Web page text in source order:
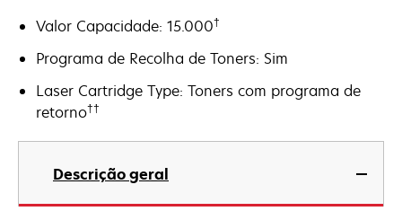
Valor Capacidade: 15.000†
Programa de Recolha de Toners: Sim
Laser Cartridge Type: Toners com programa de
retorno††
Descrição geral